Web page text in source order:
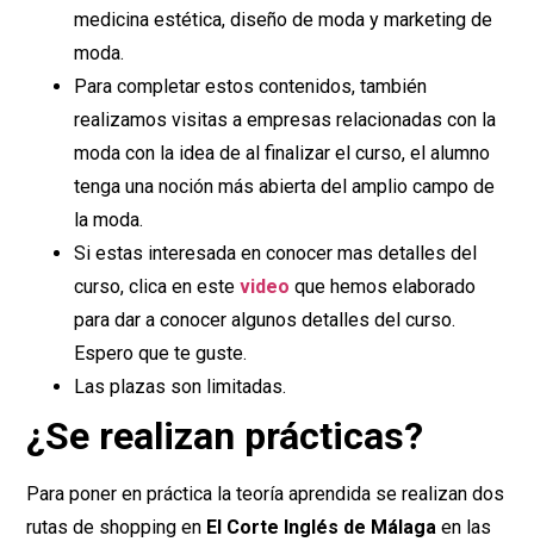
medicina estética, diseño de moda y marketing de
moda.
Para completar estos contenidos, también
realizamos visitas a empresas relacionadas con la
moda con la idea de al finalizar el curso, el alumno
tenga una noción más abierta del amplio campo de
la moda.
Si estas interesada en conocer mas detalles del
curso, clica en estevideo que hemos elaborado
para dar a conocer algunos detalles del curso.
Espero que te guste.
Las plazas son limitadas.
¿Se realizan prácticas?
Para poner en práctica la teoría aprendida se realizan dos
rutas de shopping en El Corte Inglés de Málaga en las